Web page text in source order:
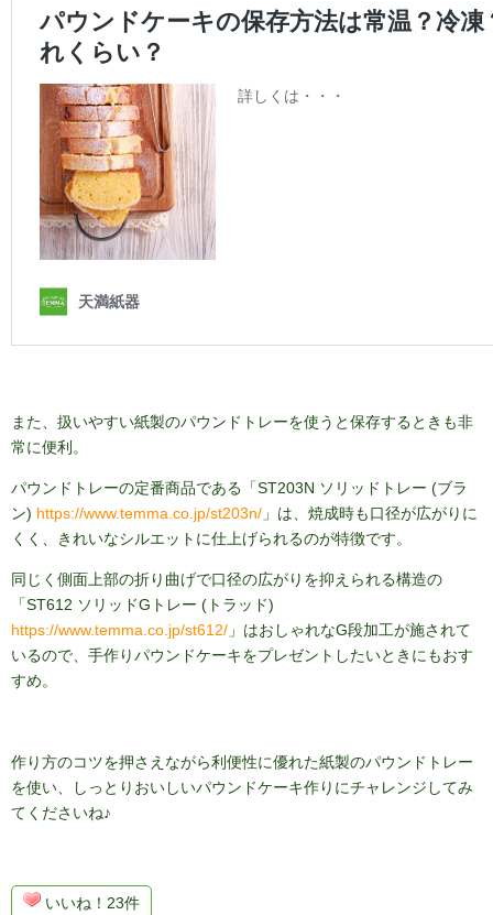
また、扱いやすい紙製のパウンドトレーを使うと保存するときも非
常に便利。
パウンドトレーの定番商品である「ST203N ソリッドトレー (ブラ
ン) https://www.temma.co.jp/st203n/ 」は、焼成時も口径が広がりに
くく、きれいなシルエットに仕上げられるのが特徴です。
同じく側面上部の折り曲げで口径の広がりを抑えられる構造の
「ST612 ソリッドGトレー (トラッド)
https://www.temma.co.jp/st612/ 」はおしゃれなG段加工が施されて
いるので、手作りパウンドケーキをプレゼントしたいときにもおす
すめ。
作り方のコツを押さえながら利便性に優れた紙製のパウンドトレー
を使い、しっとりおいしいパウンドケーキ作りにチャレンジしてみ
てくださいね♪
いいね！23件